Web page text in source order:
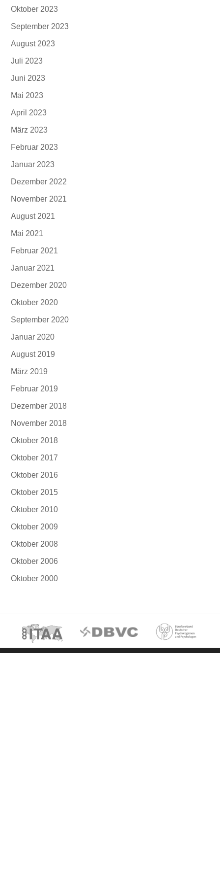
Oktober 2023
September 2023
August 2023
Juli 2023
Juni 2023
Mai 2023
April 2023
März 2023
Februar 2023
Januar 2023
Dezember 2022
November 2021
August 2021
Mai 2021
Februar 2021
Januar 2021
Dezember 2020
Oktober 2020
September 2020
Januar 2020
August 2019
März 2019
Februar 2019
Dezember 2018
November 2018
Oktober 2018
Oktober 2017
Oktober 2016
Oktober 2015
Oktober 2010
Oktober 2009
Oktober 2008
Oktober 2006
Oktober 2000